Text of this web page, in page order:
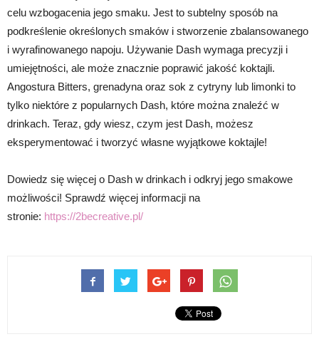
celu wzbogacenia jego smaku. Jest to subtelny sposób na
podkreślenie określonych smaków i stworzenie zbalansowanego
i wyrafinowanego napoju. Używanie Dash wymaga precyzji i
umiejętności, ale może znacznie poprawić jakość koktajli.
Angostura Bitters, grenadyna oraz sok z cytryny lub limonki to
tylko niektóre z popularnych Dash, które można znaleźć w
drinkach. Teraz, gdy wiesz, czym jest Dash, możesz
eksperymentować i tworzyć własne wyjątkowe koktajle!
Dowiedz się więcej o Dash w drinkach i odkryj jego smakowe
możliwości! Sprawdź więcej informacji na
stronie: https://2becreative.pl/